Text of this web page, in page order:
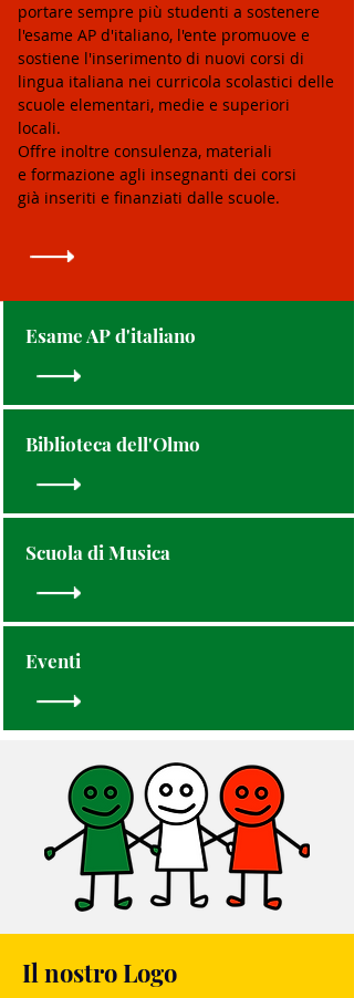
portare sempre più studenti a sostenere
l'esame AP d'italiano, l'ente promuove e
sostiene l'inserimento di nuovi corsi di
lingua italiana nei curricola scolastici delle
scuole elementari, medie e superiori
locali.
Offre inoltre consulenza, materiali
e formazione agli insegnanti dei corsi
già inseriti e finanziati dalle scuole.
Esame AP d'italiano
Biblioteca dell'Olmo
Scuola di Musica
Eventi
Il nostro Logo